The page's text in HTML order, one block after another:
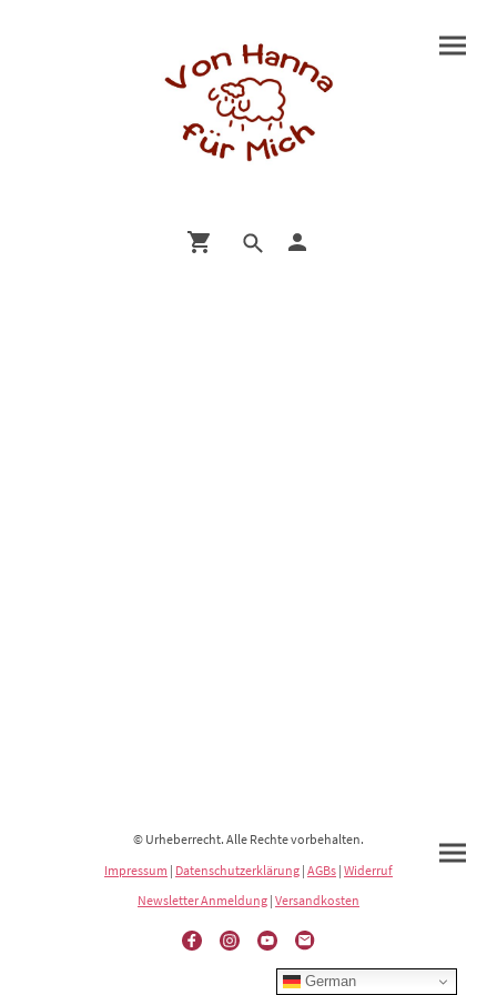
© Urheberrecht. Alle Rechte vorbehalten.
Impressum | Datenschutzerklärung | AGBs | Widerruf
Newsletter Anmeldung | Versandkosten
German